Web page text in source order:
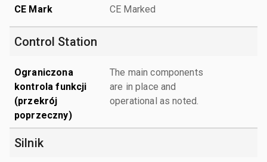
CE Mark CE Marked
Control Station
Ograniczona
kontrola funkcji
(przekrój
poprzeczny)
The main components
are in place and
operational as noted.
Silnik